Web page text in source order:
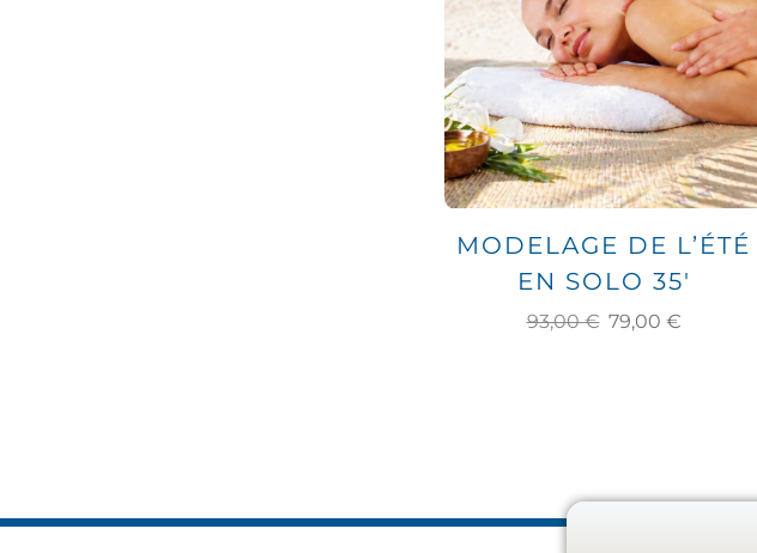
MODELAGE DE L’ÉTÉ
EN SOLO 35′
93,00€ 79,00 €